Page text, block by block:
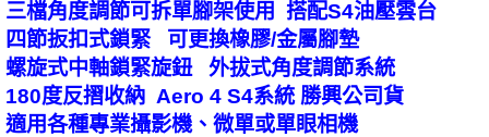
三檔角度調節可拆單腳架使用 搭配S4油壓雲台
四節扳扣式鎖緊 可更換橡膠/金屬腳墊
螺旋式中軸鎖緊旋鈕 外拔式角度調節系統
180度反摺收納 Aero 4 S4系統 勝興公司貨
適用各種專業攝影機、微單或單眼相機